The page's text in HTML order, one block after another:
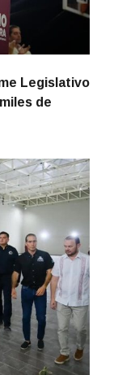
Legislativo
de